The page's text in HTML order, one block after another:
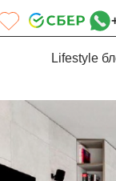
Lifestyle